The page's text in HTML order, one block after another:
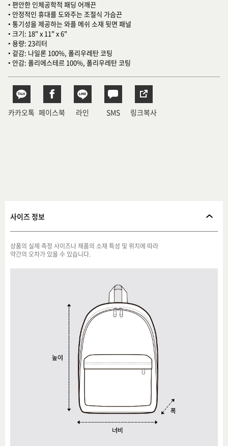
• 편안한 인체공학적 패딩 어깨끈
• 안정적인 휴대를 도와주는 조절식 가슴끈
• 통기성을 제공하는 와플 메쉬 소재 뒷면 패널
• 크기: 18" x 11" x 6"
• 용량: 23리터
• 겉감: 나일론 100%, 폴리우레탄 코팅
• 안감: 폴리에스테르 100%, 폴리우레탄 코팅
카카오톡 페이스북 라인 SMS 링크복사
사이즈 정보
상품의 실제 측정 사이즈나 제품의 소재 특성 및 위치에 따라
약간의 오차가 있을 수 있습니다.